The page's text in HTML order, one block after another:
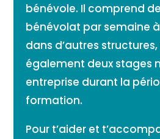
bénévole. Il comprend
bénévolat par semaine
dans d’autres
également deux stages
entreprise durant la
formation.
Pour t’aider et